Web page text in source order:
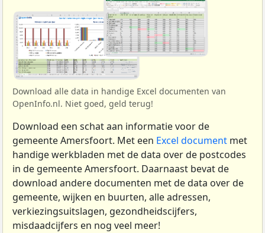
Download alle data in handige Excel documenten van
OpenInfo.nl. Niet goed, geld terug!
Download een schat aan informatie voor de
gemeente Amersfoort. Met een Excel document met
handige werkbladen met de data over de postcodes
in de gemeente Amersfoort. Daarnaast bevat de
download andere documenten met de data over de
gemeente, wijken en buurten, alle adressen,
verkiezingsuitslagen, gezondheidscijfers,
misdaadcijfers en nog veel meer!